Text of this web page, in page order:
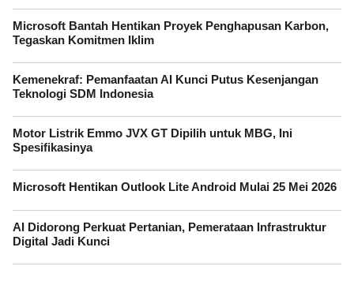
Microsoft Bantah Hentikan Proyek Penghapusan Karbon,
Tegaskan Komitmen Iklim
Kemenekraf: Pemanfaatan AI Kunci Putus Kesenjangan
Teknologi SDM Indonesia
Motor Listrik Emmo JVX GT Dipilih untuk MBG, Ini
Spesifikasinya
Microsoft Hentikan Outlook Lite Android Mulai 25 Mei 2026
AI Didorong Perkuat Pertanian, Pemerataan Infrastruktur
Digital Jadi Kunci